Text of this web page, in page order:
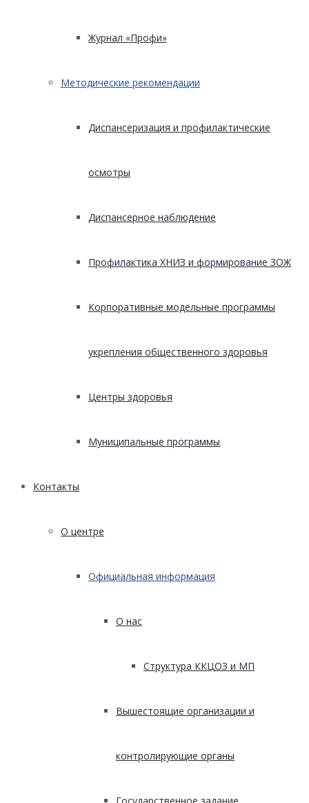
Журнал «Профи»
Методические рекомендации
Диспансеризация и профилактические
осмотры
Диспансерное наблюдение
Профилактика ХНИЗ и формирование ЗОЖ
Корпоративные модельные программы
укрепления общественного здоровья
Центры здоровья
Муниципальные программы
Контакты
О центре
Официальная информация
О нас
Структура ККЦОЗ и МП
Вышестоящие организации и
контролирующие органы